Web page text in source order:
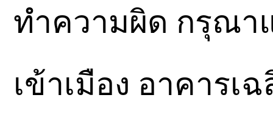
ทำความผิด กรุณา
เข้าเมือง อาคารเ